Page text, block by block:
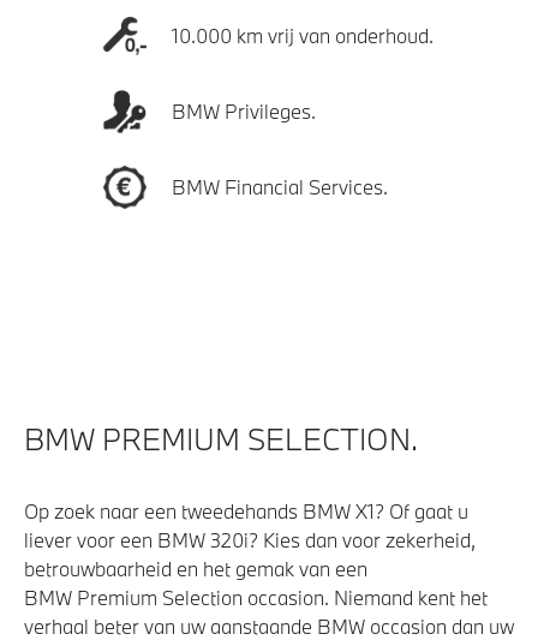
10.000 km vrij van onderhoud.
BMW Privileges.
BMW Financial Services.
BMW PREMIUM SELECTION.
Op zoek naar een tweedehands BMW X1? Of gaat u
liever voor een BMW 320i? Kies dan voor zekerheid,
betrouwbaarheid en het gemak van een
BMW Premium Selection occasion. Niemand kent het
verhaal beter van uw aanstaande BMW occasion dan uw